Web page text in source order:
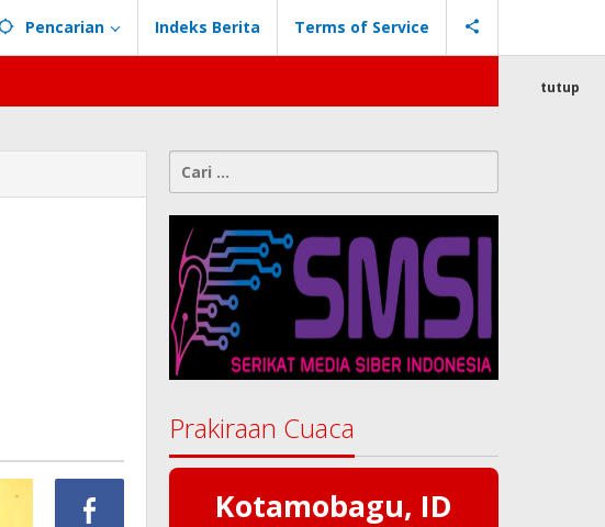
Pencarian Indeks Berita Terms of Service
tutup
Cari
untuk:
Prakiraan Cuaca
Kotamobagu, ID